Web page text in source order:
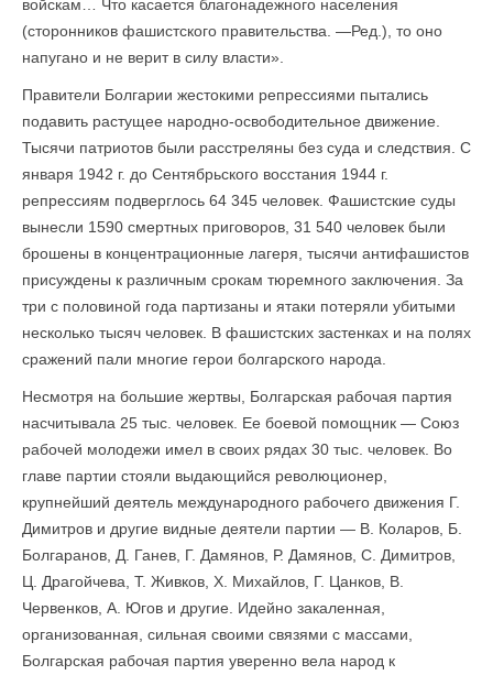
войскам… Что касается благонадежного населения
(сторонников фашистского правительства. —Ред.), то оно
напугано и не верит в силу власти».
Правители Болгарии жестокими репрессиями пытались
подавить растущее народно-освободительное движение.
Тысячи патриотов были расстреляны без суда и следствия. С
января 1942 г. до Сентябрьского восстания 1944 г.
репрессиям подверглось 64 345 человек. Фашистские суды
вынесли 1590 смертных приговоров, 31 540 человек были
брошены в концентрационные лагеря, тысячи антифашистов
присуждены к различным срокам тюремного заключения. За
три с половиной года партизаны и ятаки потеряли убитыми
несколько тысяч человек. В фашистских застенках и на полях
сражений пали многие герои болгарского народа.
Несмотря на большие жертвы, Болгарская рабочая партия
насчитывала 25 тыс. человек. Ее боевой помощник — Союз
рабочей молодежи имел в своих рядах 30 тыс. человек. Во
главе партии стояли выдающийся революционер,
крупнейший деятель международного рабочего движения Г.
Димитров и другие видные деятели партии — В. Коларов, Б.
Болгаранов, Д. Ганев, Г. Дамянов, Р. Дамянов, С. Димитров,
Ц. Драгойчева, Т. Живков, X. Михайлов, Г. Цанков, В.
Червенков, А. Югов и другие. Идейно закаленная,
организованная, сильная своими связями с массами,
Болгарская рабочая партия уверенно вела народ к